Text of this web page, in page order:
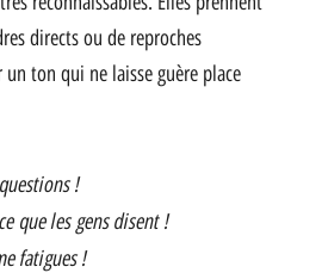
directs ou de reproches
ton qui ne laisse guère place
!
que les gens disent !
fatigues !